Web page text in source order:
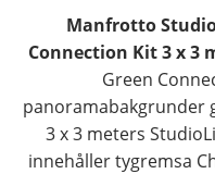
Manfrotto
Connection Kit 3 x 3
Green
panoramabakgrunder
3 x 3 meters
innehåller tygremsa